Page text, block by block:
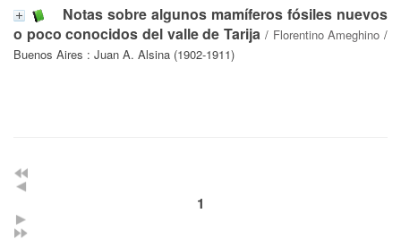
Notas sobre algunos mamíferos fósiles nuevos
o poco conocidos del valle de Tarija / Florentino Ameghino /
Buenos Aires : Juan A. Alsina (1902-1911)
1